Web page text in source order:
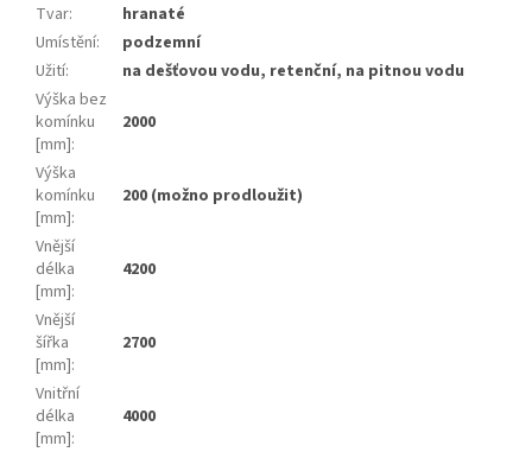
Tvar:
hranaté
Umístění:
podzemní
Užití:
na dešťovou vodu, retenční, na pitnou vodu
Výška bez
komínku
[mm]:
2000
Výška
komínku
[mm]:
200 (možno prodloužit)
Vnější
délka
[mm]:
4200
Vnější
šířka
[mm]:
2700
Vnitřní
délka
[mm]:
4000